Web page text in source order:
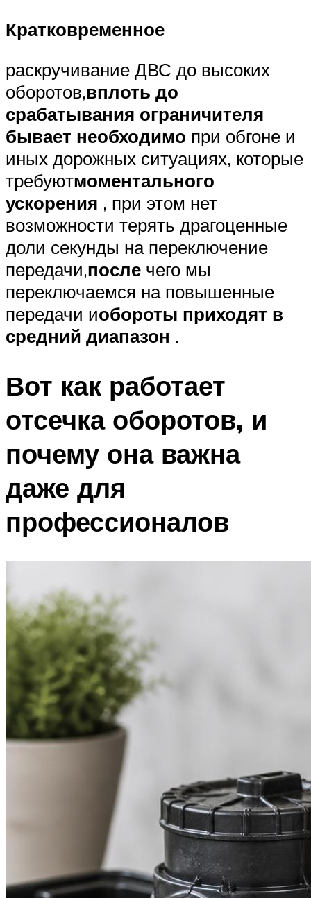
Кратковременное
раскручивание ДВС до высоких
оборотов,вплоть до
срабатывания ограничителя
бывает необходимо при обгоне и
иных дорожных ситуациях, которые
требуютмоментального
ускорения , при этом нет
возможности терять драгоценные
доли секунды на переключение
передачи,после чего мы
переключаемся на повышенные
передачи иобороты приходят в
средний диапазон .
Вот как работает
отсечка оборотов, и
почему она важна
даже для
профессионалов